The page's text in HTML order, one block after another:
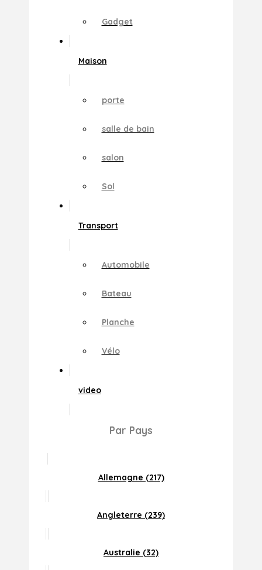
Gadget
Maison
porte
salle de bain
salon
Sol
Transport
Automobile
Bateau
Planche
Vélo
video
Par Pays
Allemagne (217)
Angleterre (239)
Australie (32)